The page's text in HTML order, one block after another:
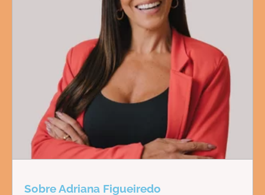
Sobre Adriana Figueiredo